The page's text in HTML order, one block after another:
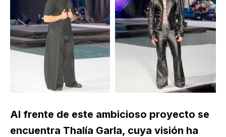
Al frente de este ambicioso proyecto se
encuentra Thalía Garla, cuya visión ha